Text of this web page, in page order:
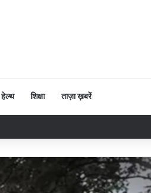
हेल्थ शिक्षा ताज़ा ख़बरें